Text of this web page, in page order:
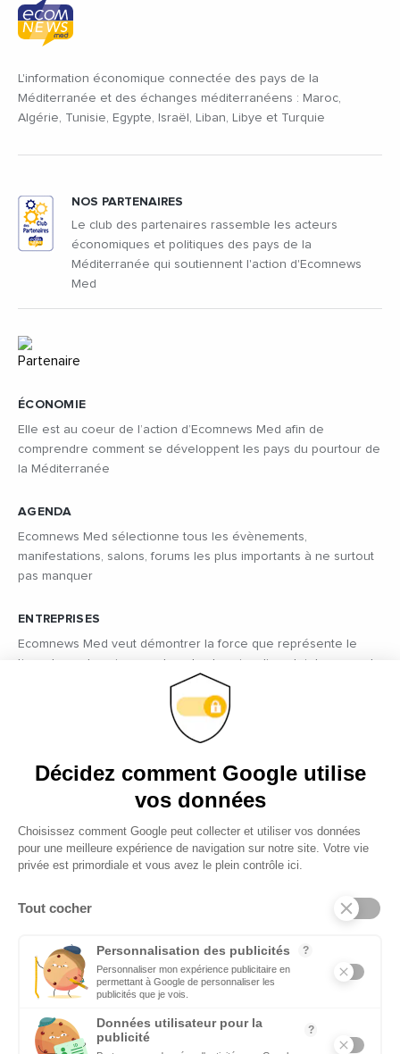
L'information économique connectée des pays de la
Méditerranée et des échanges méditerranéens : Maroc,
Algérie, Tunisie, Egypte, Israël, Liban, Libye et Turquie
ÉCONOMIE
Elle est au coeur de l’action d’Ecomnews Med afin de
comprendre comment se développent les pays du pourtour de
la Méditerranée
AGENDA
Ecomnews Med sélectionne tous les évènements,
manifestations, salons, forums les plus importants à ne surtout
pas manquer
ENTREPRISES
Ecomnews Med veut démontrer la force que représente le
tissu des entreprises sur tous les bassins d’emploi des pays du
pourtour méditerranéen en réalisant des focus sur les plus
Retrouvez tous les reportages et interviews de terrain réalisés
par nos journalistes professionnels sur les acteurs les plus
dynamiques des pays du pourtour méditerranéen.
EMPLOI
Quels sont les décideurs qui font l’actualité économique et
politique des pays du pourtour de la Méditerranée.
NOS PARTENAIRES
Le club des partenaires rassemble les acteurs
économiques et politiques des pays de la
Méditerranée qui soutiennent l'action d'Ecomnews
Med
Décidez comment Google utilise
vos données
Choisissez comment Google peut collecter et utiliser vos données
pour une meilleure expérience de navigation sur notre site. Votre vie
privée est primordiale et vous avez le plein contrôle ici.
Tout cocher
Personnalisation des publicités ?
Personnaliser mon expérience publicitaire en
permettant à Google de personnaliser les
publicités que je vois.
Données utilisateur pour la
publicité
?